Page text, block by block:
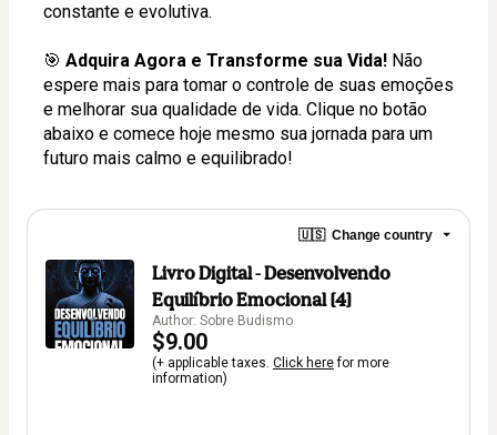
constante e evolutiva.
🎯 Adquira Agora e Transforme sua Vida! Não
espere mais para tomar o controle de suas emoções
e melhorar sua qualidade de vida. Clique no botão
abaixo e comece hoje mesmo sua jornada para um
futuro mais calmo e equilibrado!
🇺🇸 Change country
Livro Digital - Desenvolvendo
Equilíbrio Emocional [4]
Author: Sobre Budismo
$9.00
(+ applicable taxes. Click herefor more
information)